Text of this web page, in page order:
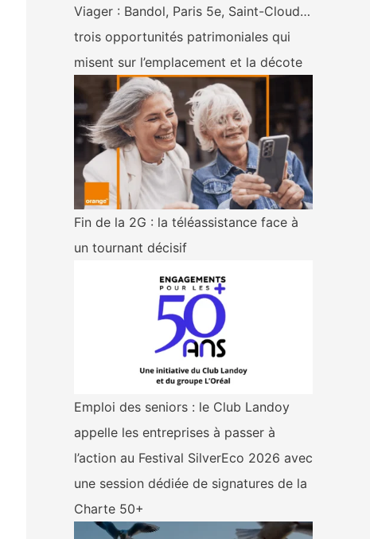
Viager : Bandol, Paris 5e, Saint-Cloud…
trois opportunités patrimoniales qui
misent sur l’emplacement et la décote
Fin de la 2G : la téléassistance face à
un tournant décisif
Emploi des seniors : le Club Landoy
appelle les entreprises à passer à
l’action au Festival SilverEco 2026 avec
une session dédiée de signatures de la
Charte 50+